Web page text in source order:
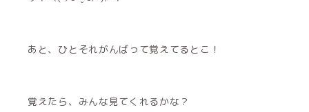
あと、ひとそれがんばって覚えてるとこ！
覚えたら、みんな見てくれるかな？